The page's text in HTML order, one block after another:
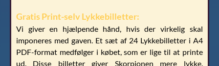
Gratis Print-selv Lykkebilletter:
Vi giver en hjælpende hånd, hvis der virkelig skal
imponeres med gaven. Et sæt af 24 Lykkebilletter i A4
PDF-format medfølger i købet, som er lige til at printe
ud. Disse billetter giver Skorpionen mere lykke.